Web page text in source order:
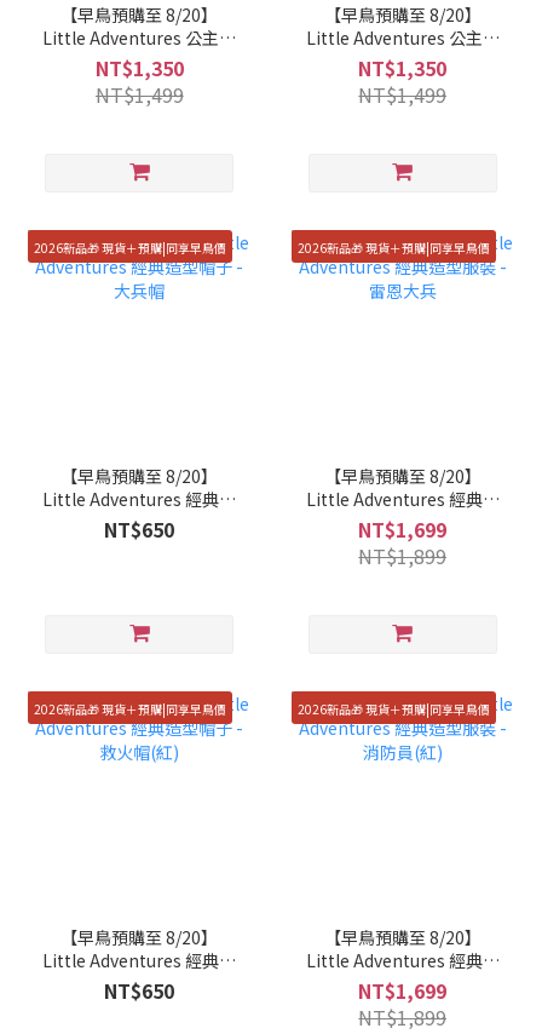
【早鳥預購至 8/20】
Little Adventures 公主包
屁衣 - 安娜公主
NT$1,350
NT$1,499
【早鳥預購至 8/20】
Little Adventures 公主包
屁衣 - 冰雪女王
NT$1,350
NT$1,499
2026新品🎁 現貨＋預購|同享早鳥價
【早鳥預購至 8/20】
Little Adventures 經典造
型帽子 - 大兵帽
NT$650
2026新品🎁 現貨＋預購|同享早鳥價
【早鳥預購至 8/20】
Little Adventures 經典造
型服裝 - 雷恩大兵
NT$1,699
NT$1,899
2026新品🎁 現貨＋預購|同享早鳥價
【早鳥預購至 8/20】
Little Adventures 經典造
型帽子 - 救火帽(紅)
NT$650
2026新品🎁 現貨＋預購|同享早鳥價
【早鳥預購至 8/20】
Little Adventures 經典造
型服裝 - 消防員(紅)
NT$1,699
NT$1,899